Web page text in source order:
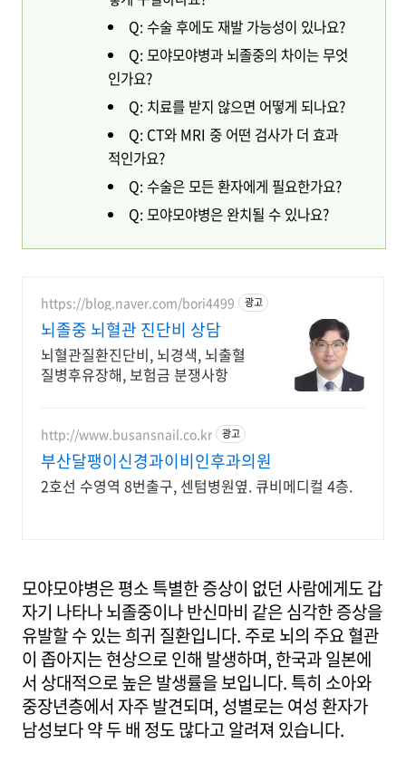
Q: 수술 후에도 재발 가능성이 있나요?
Q: 모야모야병과 뇌졸중의 차이는 무엇
인가요?
Q: 치료를 받지 않으면 어떻게 되나요?
Q: CT와 MRI 중 어떤 검사가 더 효과
적인가요?
Q: 수술은 모든 환자에게 필요한가요?
Q: 모야모야병은 완치될 수 있나요?
https://blog.naver.com/bori4499 광고
뇌졸중 뇌혈관 진단비 상담
뇌혈관질환진단비, 뇌경색, 뇌출혈
질병후유장해, 보험금 분쟁사항
http://www.busansnail.co.kr 광고
부산달팽이신경과이비인후과의원
2호선 수영역 8번출구, 센텀병원옆. 큐비메디컬 4층.
모야모야병은 평소 특별한 증상이 없던 사람에게도 갑
자기 나타나 뇌졸중이나 반신마비 같은 심각한 증상을
유발할 수 있는 희귀 질환입니다. 주로 뇌의 주요 혈관
이 좁아지는 현상으로 인해 발생하며, 한국과 일본에
서 상대적으로 높은 발생률을 보입니다. 특히 소아와
중장년층에서 자주 발견되며, 성별로는 여성 환자가
남성보다 약 두 배 정도 많다고 알려져 있습니다.